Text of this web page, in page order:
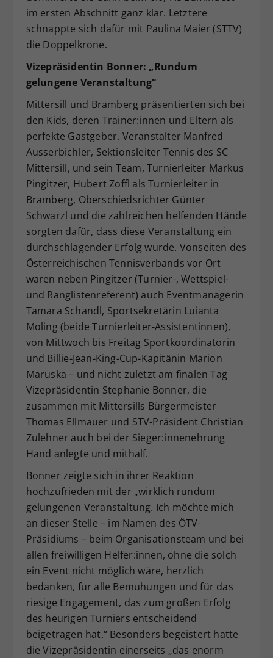
im ersten Abschnitt ganz klar. Letztere
schnappte sich dafür mit Paulina Maier (STTV)
die Doppelkrone.
Vizepräsidentin Bonner: „Rundum
gelungene Veranstaltung“
Mittersill und Bramberg präsentierten sich bei
den Kids, deren Trainer:innen und Eltern als
perfekte Gastgeber. Veranstalter Manfred
Ausserbichler, Sektionsleiter Tennis des SC
Mittersill, und sein Team, Turnierleiter Markus
Pingitzer, Hubert Zoffl als Turnierleiter in
Bramberg, Oberschiedsrichter Günter
Schwarzl und die zahlreichen helfenden Hände
sorgten dafür, dass diese Veranstaltung ein
durchschlagender Erfolg wurde. Vonseiten des
Österreichischen Tennisverbands vor Ort
waren neben Pingitzer (Turnier-, Wettspiel-
und Ranglistenreferent) auch Eventmanagerin
Tamara Schandl, Sportsekretärin Luianta
Moling (beide Turnierleiter-Assistentinnen),
von Mittwoch bis Freitag Sportkoordinatorin
und Billie-Jean-King-Cup-Kapitänin Marion
Maruska – und nicht zuletzt am finalen Tag
Vizepräsidentin Stephanie Bonner, die
zusammen mit Mittersills Bürgermeister
Thomas Ellmauer und STV-Präsident Christian
Zulehner auch bei der Sieger:innenehrung
Hand anlegte und mithalf.
Bonner zeigte sich in ihrer Reaktion
hochzufrieden mit der „wirklich rundum
gelungenen Veranstaltung. Ich möchte mich
an dieser Stelle – im Namen des ÖTV-
Präsidiums – beim Organisationsteam und bei
allen freiwilligen Helfer:innen, ohne die solch
ein Event nicht möglich wäre, herzlich
bedanken, für alle Bemühungen und für das
riesige Engagement, das zum großen Erfolg
des heurigen Turniers entscheidend
beigetragen hat.“ Besonders begeistert hatte
die Vizepräsidentin einerseits „das enorm